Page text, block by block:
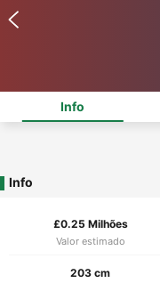
Info
Info
£0.25 Milhões
Valor estimado
203 cm